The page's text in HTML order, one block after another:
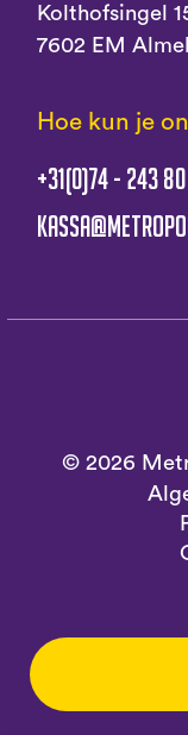
Kolthofsingel
7602 EM
Hoe kun je
+31(0)74 - 243
© 2026